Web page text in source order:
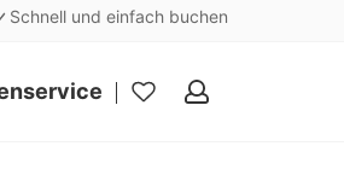
Schnell und einfach buchen
Meine